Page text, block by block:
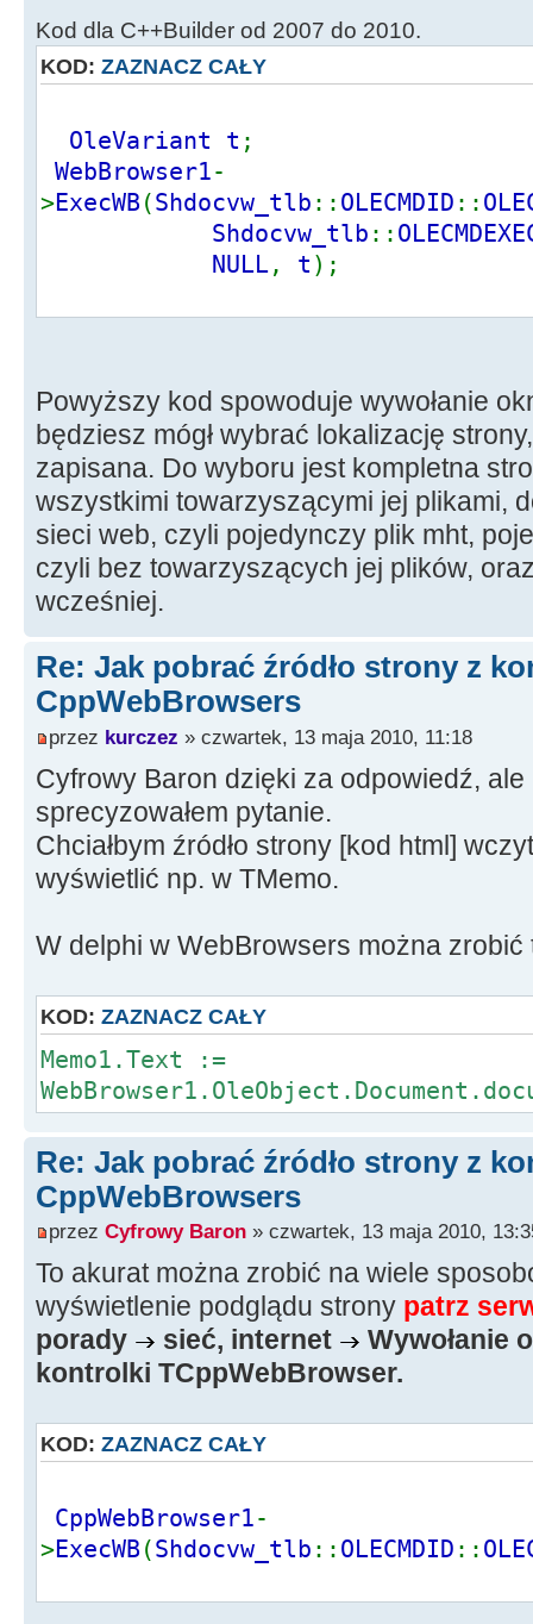
Kod dla C++Builder od 2007 do 2010.
KOD: ZAZNACZ CAŁY
OleVariant t ;
WebBrowser1-
>ExecWB (Shdocvw_tlb :: OLECMDID ::
Shdocvw_tlb ::
NULL, t );
Powyższy kod spowoduje wywołanie
będziesz mógł wybrać lokalizację
zapisana. Do wyboru jest kompletna
wszystkimi towarzyszącymi jej plikami,
sieci web, czyli pojedynczy plik mht,
czyli bez towarzyszących jej plików,
wcześniej.
Re: Jak pobrać źródło strony z
CppWebBrowsers
przez kurczez » czwartek, 13 maja 2010, 11:18
Cyfrowy Baron dzięki za odpowiedź,
sprecyzowałem pytanie.
Chciałbym źródło strony [kod html]
wyświetlić np. w TMemo.
W delphi w WebBrowsers można zrobić
KOD: ZAZNACZ CAŁY
Memo1.Text :=
Re: Jak pobrać źródło strony z
CppWebBrowsers
przez Cyfrowy Baron » czwartek, 13 maja 2010,
To akurat można zrobić na wiele
wyświetlenie podglądu strony patrz
porady
sieć, internet
Wywołanie
kontrolki TCppWebBrowser.
KOD: ZAZNACZ CAŁY
CppWebBrowser1-
>ExecWB (Shdocvw_tlb :: OLECMDID ::